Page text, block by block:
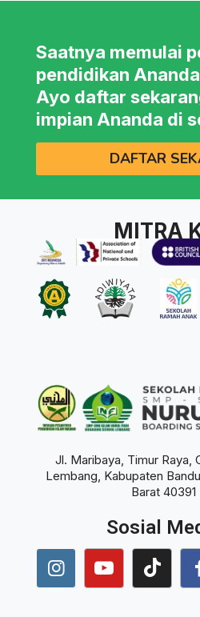
Saatnya memulai
pendidikan
Ayo daftar
impian Ananda di
DAFTAR
MITRA
Jl. Maribaya, Timur Raya,
Lembang, Kabupaten
Barat 40391
Sosial